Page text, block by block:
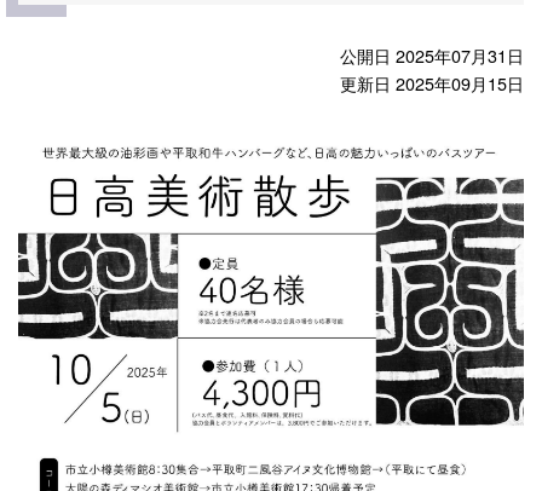
公開日 2025年07月31日
更新日 2025年09月15日